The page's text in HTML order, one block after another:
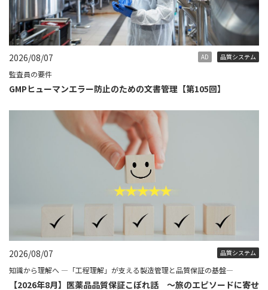
2026/08/07 AD 品質システム
監査員の要件
GMPヒューマンエラー防止のための文書管理【第105回】
2026/08/07 品質システム
知識から理解へ ―「工程理解」が支える製造管理と品質保証の基盤―
【2026年8月】医薬品品質保証こぼれ話 ～旅のエピソードに寄せ